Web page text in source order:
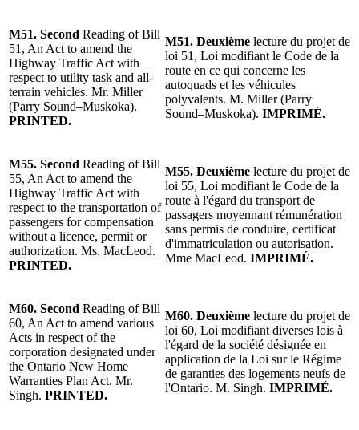
M51. Second Reading of Bill
51, An Act to amend the
Highway Traffic Act with
respect to utility task and all-
terrain vehicles. Mr. Miller
(Parry Sound–Muskoka).
PRINTED.
M51. Deuxième lecture du projet de
loi 51, Loi modifiant le Code de la
route en ce qui concerne les
autoquads et les véhicules
polyvalents. M. Miller (Parry
Sound–Muskoka). IMPRIMÉ.
M55. Second Reading of Bill
55, An Act to amend the
Highway Traffic Act with
respect to the transportation of
passengers for compensation
without a licence, permit or
authorization. Ms. MacLeod.
PRINTED.
M55. Deuxième lecture du projet de
loi 55, Loi modifiant le Code de la
route à l'égard du transport de
passagers moyennant rémunération
sans permis de conduire, certificat
d'immatriculation ou autorisation.
Mme MacLeod. IMPRIMÉ.
M60. Second Reading of Bill
60, An Act to amend various
Acts in respect of the
corporation designated under
the Ontario New Home
Warranties Plan Act. Mr.
Singh. PRINTED.
M60. Deuxième lecture du projet de
loi 60, Loi modifiant diverses lois à
l'égard de la société désignée en
application de la Loi sur le Régime
de garanties des logements neufs de
l'Ontario. M. Singh. IMPRIMÉ.